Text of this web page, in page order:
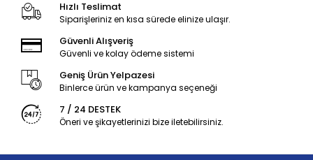
Hızlı Teslimat
Siparişleriniz en kısa sürede elinize ulaşır.
Güvenli Alışveriş
Güvenli ve kolay ödeme sistemi
Geniş Ürün Yelpazesi
Binlerce ürün ve kampanya seçeneği
7 / 24 DESTEK
Öneri ve şikayetlerinizi bize iletebilirsiniz.